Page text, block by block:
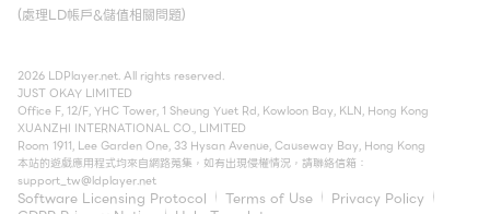
(處理LD帳戶&儲值相關問題)
2026 LDPlayer.net. All rights reserved.
JUST OKAY LIMITED
Office F, 12/F, YHC Tower, 1 Sheung Yuet Rd, Kowloon Bay, KLN, Hong Kong
XUANZHI INTERNATIONAL CO., LIMITED
Room 1911, Lee Garden One, 33 Hysan Avenue, Causeway Bay, Hong Kong
本站的遊戲應用程式均來自網路蒐集，如有出現侵權情況，請聯絡信箱：
support_tw@ldplayer.net
Software Licensing Protocol Terms of Use
Privacy Policy